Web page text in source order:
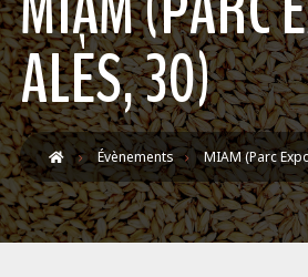
ALÈS, 30)
Évènements MIAM (Parc